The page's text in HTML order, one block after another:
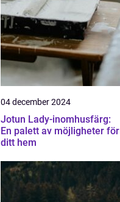
04 december 2024
Jotun Lady-inomhusfärg:
En palett av möjligheter för
ditt hem